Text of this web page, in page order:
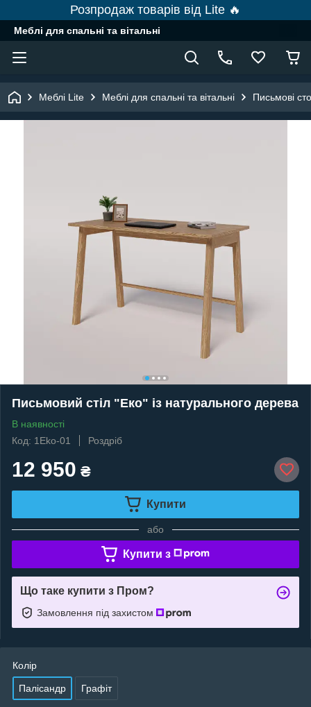
Розпродаж товарів від Lite 🔥
Меблі для спальні та вітальні
Меблі Lite Меблі для спальні та вітальні Письмові
Письмовий стіл "Еко" із натурального дерева
В наявності
Код: 1Eko-01
Роздріб
12 950 ₴
Купити
або
Купити з
Що таке купити з Пром?
Замовлення під захистом
Колір
Палісандр Графіт